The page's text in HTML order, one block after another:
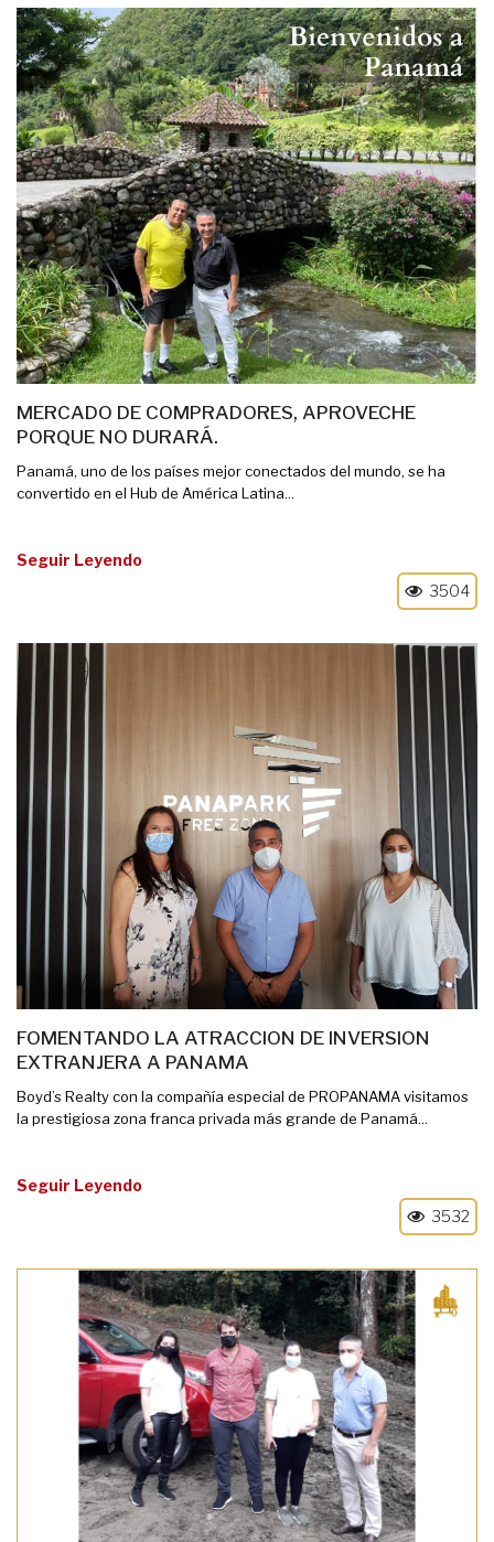
MERCADO DE COMPRADORES, APROVECHE
PORQUE NO DURARÁ.
Panamá, uno de los países mejor conectados del mundo, se ha
convertido en el Hub de América Latina...
Seguir Leyendo
3504
FOMENTANDO LA ATRACCION DE INVERSION
EXTRANJERA A PANAMA
Boyd’s Realty con la compañía especial de PROPANAMA visitamos
la prestigiosa zona franca privada más grande de Panamá...
Seguir Leyendo
3532